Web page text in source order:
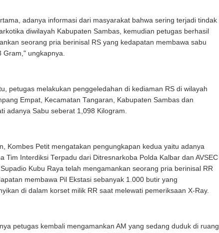
adanya informasi dari masyarakat bahwa sering terjadi tindak
diwilayah Kabupaten Sambas, kemudian petugas berhasil
seorang pria berinisal RS yang kedapatan membawa sabu
Gram," ungkapnya.
petugas melakukan penggeledahan di kediaman RS di wilayah
Empat, Kecamatan Tangaran, Kabupaten Sambas dan
adanya Sabu seberat 1,098 Kilogram.
Kombes Petit mengatakan pengungkapan kedua yaitu adanya
Tim Interdiksi Terpadu dari Ditresnarkoba Polda Kalbar dan AVSEC
Kubu Raya telah mengamankan seorang pria berinisal RR
membawa Pil Ekstasi sebanyak 1.000 butir yang
di dalam korset milik RR saat melewati pemeriksaan X-Ray.
petugas kembali mengamankan AM yang sedang duduk di ruang